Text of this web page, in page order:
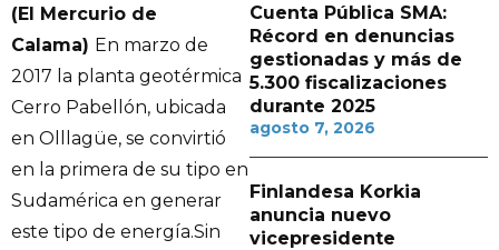
(El Mercurio de
Calama) En marzo de
2017 la planta geotérmica
Cerro Pabellón, ubicada
en Olllagüe, se convirtió
en la primera de su tipo en
Sudamérica en generar
este tipo de energía.Sin
Cuenta Pública SMA:
Récord en denuncias
gestionadas y más de
5.300 fiscalizaciones
durante 2025
agosto 7, 2026
Finlandesa Korkia
anuncia nuevo
vicepresidente